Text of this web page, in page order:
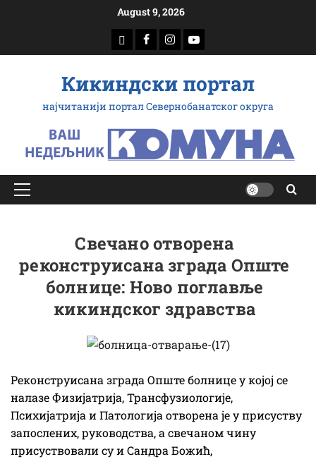
August 9, 2026
доwнлоад
Фацебоок
Инстаграм
Yоутубе
Кикиндски портал
најчитанији портал Севернобанатског округа
Примарy
Свечано отворена
реконструисана зграда Опште
болнице: Ново поглавље
кикиндског здравства
Реконструисана зграда Опште болнице у којој се
налазе Физијатрија, Трансфузиологије,
Психијатрија и Патологија отворена је у присуству
запослених, руководства, а свечаном чину
присуствовали су и Сандра Божић,